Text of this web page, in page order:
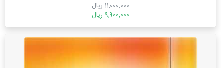
11,000,000 ریال
9,900,000 ریال